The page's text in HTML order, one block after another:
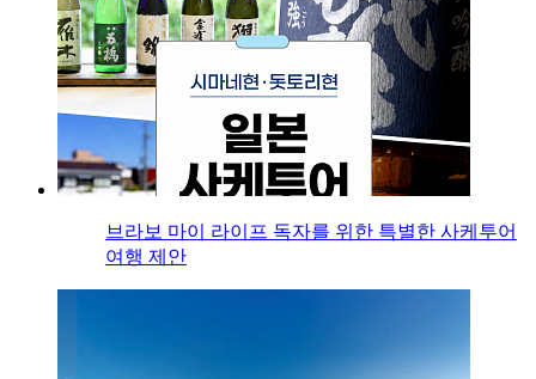
브라보 마이 라이프 독자를 위한 특별한 사케투어
여행 제안